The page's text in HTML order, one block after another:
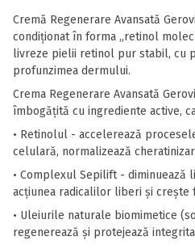
Cremă Regenerare Avansată
condiționat în forma „retinol
livreze pielii retinol pur stabil, cu
profunzimea dermului.
Crema Regenerare Avansată
îmbogățită cu ingrediente active,
• Retinolul - accelerează
celulară, normalizează
• Complexul Sepilift - diminuează
acțiunea radicalilor liberi și crește
• Uleiurile naturale biomimetice
regenerează și protejează